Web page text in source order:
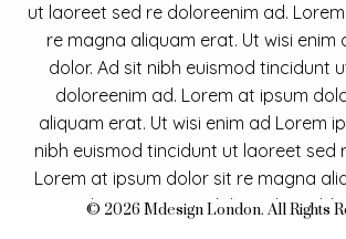
ut laoreet sed re doloreenim ad.
re magna aliquam erat. Ut wisi enim
dolor. Ad sit nibh euismod tincidunt
doloreenim ad. Lorem at ipsum
aliquam erat. Ut wisi enim ad Lorem
nibh euismod tincidunt ut laoreet sed
Lorem at ipsum dolor sit re magna
enim ad Lorem ipsum dolor. Ad sit nibh
© 2026 Mdesign London. All Rights